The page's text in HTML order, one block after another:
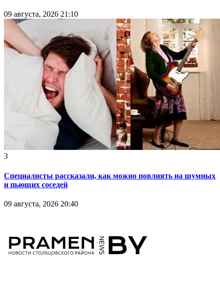
09 августа, 2026 21:10
3
Специалисты рассказали, как можно повлиять на шумных
и пьющих соседей
09 августа, 2026 20:40